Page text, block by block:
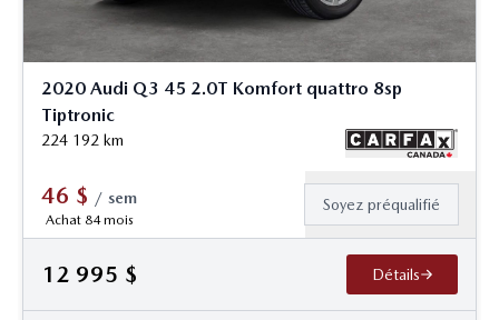
2020 Audi Q3 45 2.0T Komfort quattro 8sp
Tiptronic
224 192 km
46 $ / sem
Achat 84 mois
Soyez préqualifié
12 995 $ Détails